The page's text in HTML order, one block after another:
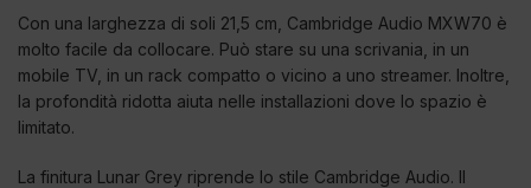
Con una larghezza di soli 21,5 cm, Cambridge Audio MXW70 è
molto facile da collocare. Può stare su una scrivania, in un
mobile TV, in un rack compatto o vicino a uno streamer. Inoltre,
la profondità ridotta aiuta nelle installazioni dove lo spazio è
limitato.
La finitura Lunar Grey riprende lo stile Cambridge Audio. Il